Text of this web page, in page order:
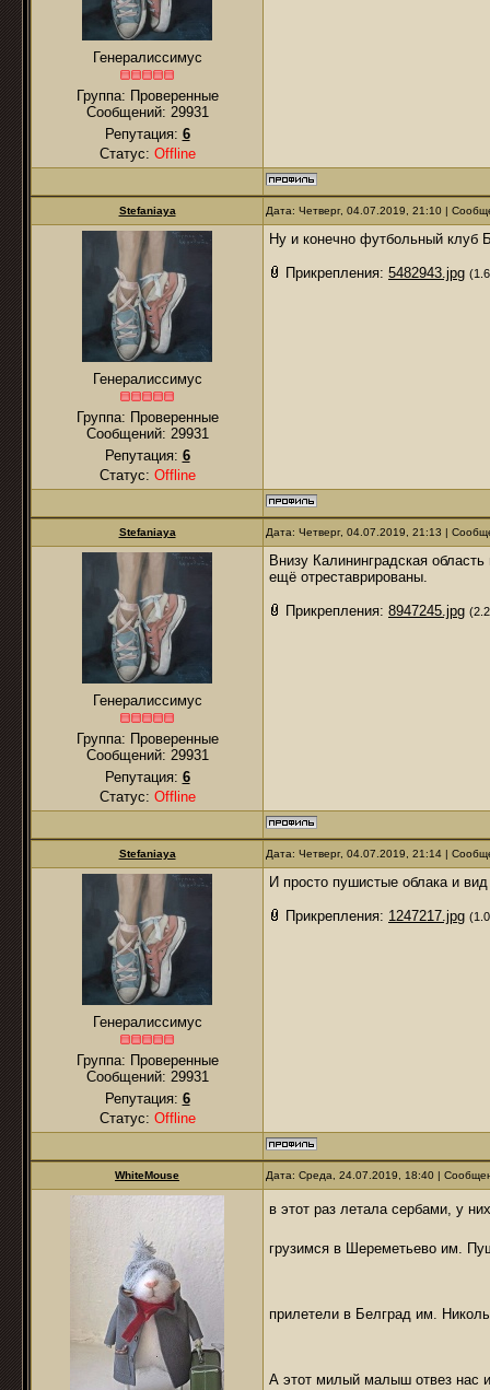
Генералиссимус
Группа: Проверенные
Сообщений: 29931
Репутация: 6
Статус: Offline
Stefaniaya Дата: Четверг, 04.07.2019, 21:10 |
Генералиссимус
Группа: Проверенные
Сообщений: 29931
Репутация: 6
Статус: Offline
Ну и конечно футбольный клуб
Прикрепления: 5482943.jpg
Stefaniaya Дата: Четверг, 04.07.2019, 21:13 |
Генералиссимус
Группа: Проверенные
Сообщений: 29931
Репутация: 6
Статус: Offline
Внизу Калининградская
ещё отреставрированы.
Прикрепления: 8947245.jpg
Stefaniaya Дата: Четверг, 04.07.2019, 21:14 |
Генералиссимус
Группа: Проверенные
Сообщений: 29931
Репутация: 6
Статус: Offline
И просто пушистые облака и
Прикрепления: 1247217.jpg
WhiteMouse Дата: Среда, 24.07.2019, 18:40 |
в этот раз летала сербами, у
грузимся в Шереметьево им.
прилетели в Белград им.
А этот милый малыш отвез нас